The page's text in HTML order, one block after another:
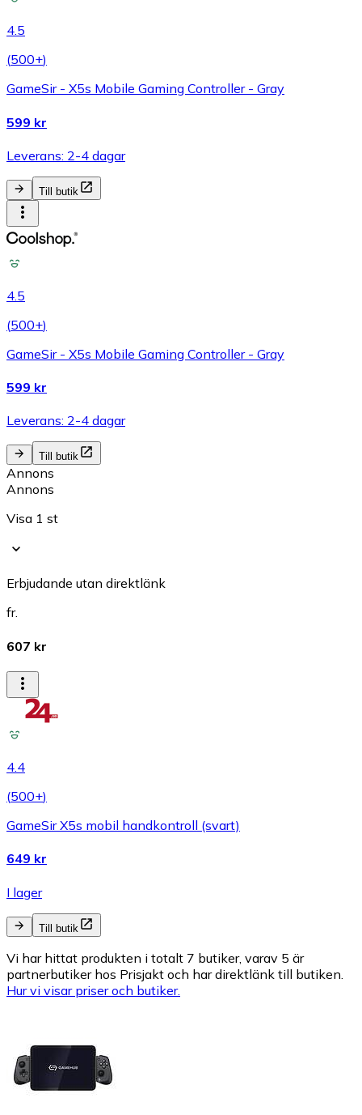
4.5
(500+)
GameSir - X5s Mobile Gaming Controller - Gray
599 kr
Leverans: 2-4 dagar
Till butik
4.5
(500+)
GameSir - X5s Mobile Gaming Controller - Gray
599 kr
Leverans: 2-4 dagar
Till butik
Annons
Annons
Visa 1 st
Erbjudande utan direktlänk
fr.
607 kr
4.4
(500+)
GameSir X5s mobil handkontroll (svart)
649 kr
I lager
Till butik
Vi har hittat produkten i totalt 7 butiker, varav 5 är
partnerbutiker hos Prisjakt och har direktlänk till butiken.
Hur vi visar priser och butiker.